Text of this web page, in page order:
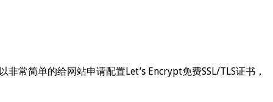
简单的给网站申请配置Let’s Encrypt免费SSL/TLS证书，